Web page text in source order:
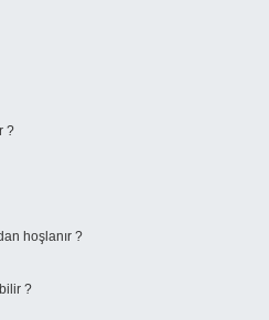
?
hoşlanır ?
?